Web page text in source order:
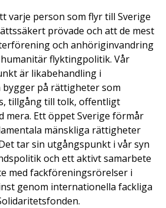
varje person som flyr till Sverige
prövade och att de mest
och anhöriginvandring
flyktingpolitik. Vår
är likabehandling i
bygger på rättigheter som
tillgång till tolk, offentligt
mera. Ett öppet Sverige förmår
mänskliga rättigheter
tar sin utgångspunkt i vår syn
och ett aktivt samarbete
med fackföreningsrörelser i
genom internationella fackliga